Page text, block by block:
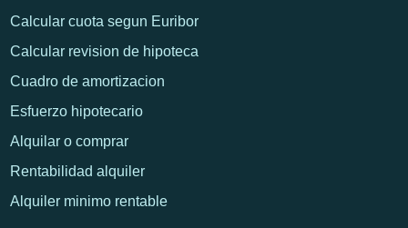
Calcular cuota segun Euribor
Calcular revision de hipoteca
Cuadro de amortizacion
Esfuerzo hipotecario
Alquilar o comprar
Rentabilidad alquiler
Alquiler minimo rentable